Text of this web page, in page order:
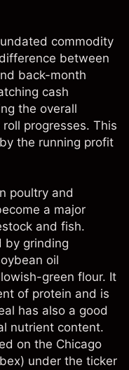
commodity
between
back-month
cash
the overall
progresses. This
the running profit
poultry and
a major
and fish.
by grinding
oil
green flour. It
of protein and is
has also a good
nutrient content.
on the Chicago
under the ticker